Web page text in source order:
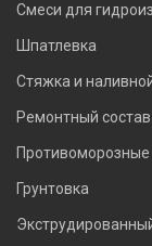
Смеси для
Шпатлевка
Стяжка и
Ремонтный состав
Грунтовка